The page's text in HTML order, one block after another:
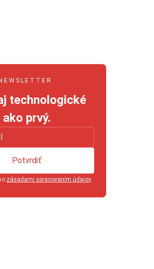
technologické
prvý.
zásadami spracovaním údajov.
Potvrdiť